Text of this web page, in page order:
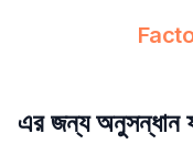
এর জন্য অনুসন্ধান